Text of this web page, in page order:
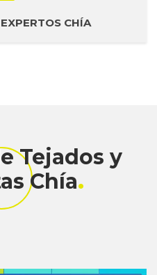
CHÍA
Tejados y
Chía